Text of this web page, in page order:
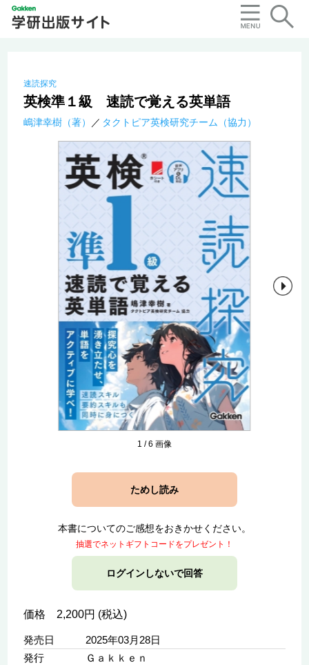
速読探究
英検準１級 速読で覚える英単語
嶋津幸樹（著） タクトピア英検研究チーム（協力）
1 /6 画像
ためし読み
本書についてのご感想をおきかせください。
抽選でネットギフトコードをプレゼント！
ログインしないで回答
価格 2,200円 (税込)
発売日
2025年03月28日
発行
Ｇａｋｋｅｎ